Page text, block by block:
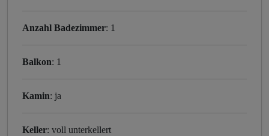
Anzahl Badezimmer: 1
Balkon: 1
Kamin: ja
Keller: voll unterkellert